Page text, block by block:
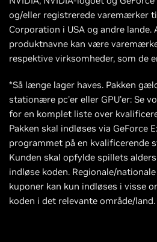
og/eller registrerede varemærker
Corporation i USA og andre lande.
produktnavne kan være
respektive virksomheder, som de
*Så længe lager haves. Pakken
stationære pc'er eller GPU'er: Se
for en komplet liste over
Pakken skal indløses via GeForce
programmet på en kvalificerende
Kunden skal opfylde spillets
indløse koden. Regionale/
kuponer kan kun indløses i visse
koden i det relevante område/land.